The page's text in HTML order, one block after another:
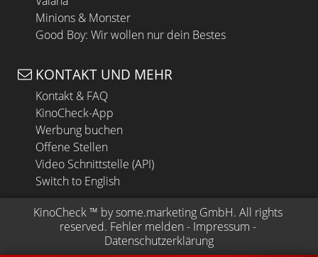
Minions & Monster
Good Boy: Wir wollen nur dein Bestes
KONTAKT UND MEHR
Kontakt & FAQ
KinoCheck-App
Werbung buchen
Offene Stellen
Video Schnittstelle (API)
Switch to English
KinoCheck ™ by some.marketing GmbH. All rights
reserved. Fehler melden - Impressum -
Datenschutzerklärung